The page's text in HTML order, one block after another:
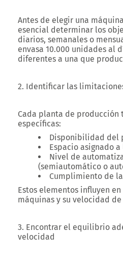
Antes de elegir una
esencial determinar los
diarios, semanales o
envasa 10.000 unidades al
diferentes a una que
2. Identificar las
Cada planta de producción
específicas:
Disponibilidad del
Espacio asignado
Nivel de
(semiautomático o
Cumplimiento de
Estos elementos influyen
máquinas y su velocidad
3. Encontrar el equilibrio
velocidad